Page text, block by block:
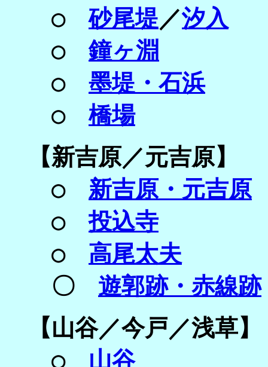
○砂尾堤／汐入
○鐘ヶ淵
○ 墨堤・石浜
○ 橋場
【新吉原／元吉原】
○ 新吉原・元吉原
○投込寺
○ 高尾太夫
〇 遊郭跡・赤線跡
【山谷／今戸／浅草】
○ 山谷